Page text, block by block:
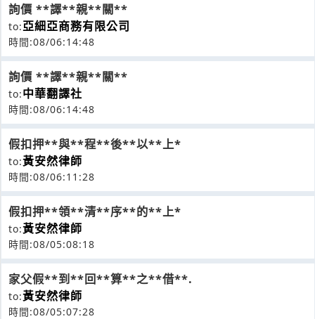
詢價 **譯**親**關**
to:亞細亞商務有限公司
時間:08/06:14:48
詢價 **譯**親**關**
to:中華翻譯社
時間:08/06:14:48
假扣押**與**程**後**以**上*
to:黃安然律師
時間:08/06:11:28
假扣押**領**清**序**的**上*
to:黃安然律師
時間:08/05:08:18
家父假**到**回**算**之**借**.
to:黃安然律師
時間:08/05:07:28